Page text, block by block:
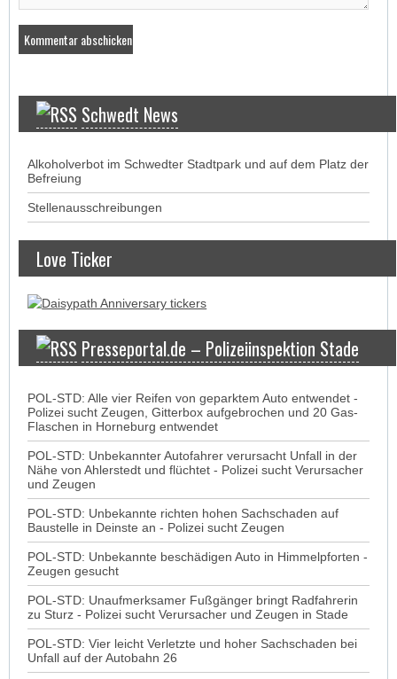
Schwedt News
Alkoholverbot im Schwedter Stadtpark und auf dem Platz der
Befreiung
Stellenausschreibungen
Love Ticker
Presseportal.de – Polizeiinspektion Stade
POL-STD: Alle vier Reifen von geparktem Auto entwendet -
Polizei sucht Zeugen, Gitterbox aufgebrochen und 20 Gas-
Flaschen in Horneburg entwendet
POL-STD: Unbekannter Autofahrer verursacht Unfall in der
Nähe von Ahlerstedt und flüchtet - Polizei sucht Verursacher
und Zeugen
POL-STD: Unbekannte richten hohen Sachschaden auf
Baustelle in Deinste an - Polizei sucht Zeugen
POL-STD: Unbekannte beschädigen Auto in Himmelpforten -
Zeugen gesucht
POL-STD: Unaufmerksamer Fußgänger bringt Radfahrerin
zu Sturz - Polizei sucht Verursacher und Zeugen in Stade
POL-STD: Vier leicht Verletzte und hoher Sachschaden bei
Unfall auf der Autobahn 26